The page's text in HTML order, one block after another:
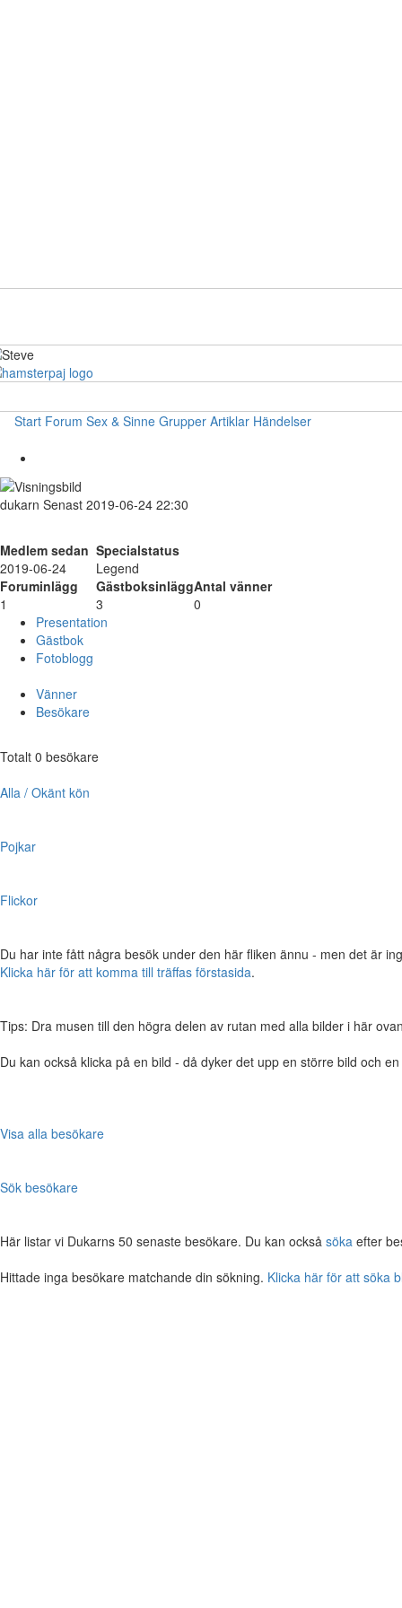
Start Forum Sex & Sinne Grupper Artiklar Händelser
dukarn Senast 2019-06-24 22:30
Medlem sedan Specialstatus
2019-06-24
Legend
Foruminlägg
GästboksinläggAntal vänner
1
3
0
Presentation
Gästbok
Fotoblogg
Vänner
Besökare
Totalt 0 besökare
Alla / Okänt kön
Pojkar
Flickor
Du har inte fått några besök under den här fliken ännu - men det är
Klicka här för att komma till träffas förstasida.
Tips: Dra musen till den högra delen av rutan med alla bilder i här
Du kan också klicka på en bild - då dyker det upp en större bild och
Visa alla besökare
Sök besökare
Här listar vi Dukarns 50 senaste besökare. Du kan också söka efter
Hittade inga besökare matchande din sökning. Klicka här för att söka